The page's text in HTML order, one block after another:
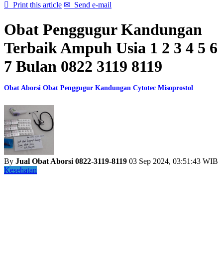
 Print this article ✉ Send e-mail
Obat Penggugur Kandungan
Terbaik Ampuh Usia 1 2 3 4 5 6
7 Bulan 0822 3119 8119
Obat Aborsi Obat Penggugur Kandungan Cytotec Misoprostol
By Jual Obat Aborsi 0822-3119-8119 03 Sep 2024, 03:51:43 WIB
Kesehatan